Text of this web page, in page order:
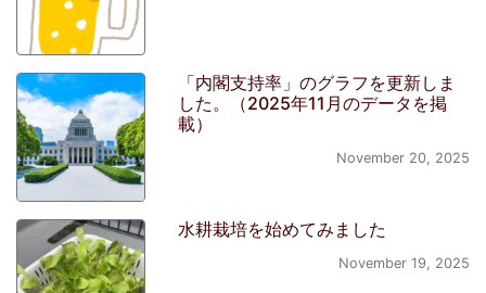
「内閣支持率」のグラフを更新しま
した。（2025年11月のデータを掲
載）
November 20, 2025
水耕栽培を始めてみました
November 19, 2025